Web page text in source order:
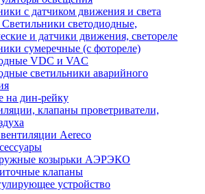
с датчиком движения и света
светодиодные,
и датчики движения, светореле
сумеречные (с фотореле)
VDC и VAC
светильники аварийного
на дин-рейку
клапаны проветриватели,
Aereco
козырьки АЭРЭКО
клапаны
устройство